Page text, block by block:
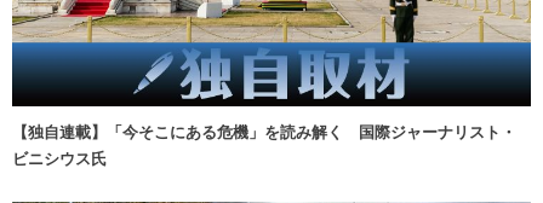
【独自連載】「今そこにある危機」を読み解く 国際ジャーナリスト・
ビニシウス氏